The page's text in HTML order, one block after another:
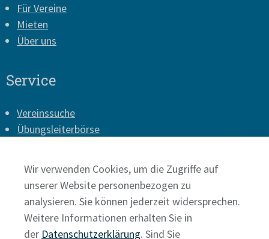
Für Vereine
Mieten
Über uns
Service
Vereinssuche
Übungsleiterbörse
Presse
Datenschutz
Wir verwenden Cookies, um die Zugriffe auf
unserer Website personenbezogen zu
analysieren. Sie können jederzeit widersprechen.
Weitere Informationen erhalten Sie in
der Datenschutzerklärung. Sind Sie